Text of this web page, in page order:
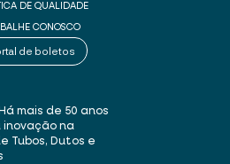
DE QUALIDADE
CONOSCO
de boletos
mais de 50 anos
inovação na
Tubos, Dutos e